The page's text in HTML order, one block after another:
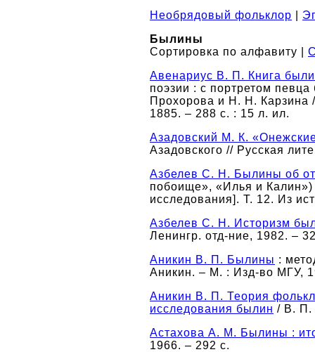
Необрядовый фольклор
Былины
Сортировка по алфавиту |
Авенариус В. П. Книга
поэзии : с портретом
Прохорова и Н. Н.
1885. – 288 с. : 15 л. ил.
Азадовский М. К.
Азадовского // Русская
Азбелев С. Н. Былины об
побоище», «Илья и
исследования]. Т. 12. Из
Азбелев С. Н. Историзм
Ленингр. отд-ние, 1982. –
Аникин В. П. Былины :
Аникин. – М. : Изд-во МГУ,
Аникин В. П. Теория
исследования былин / В. П.
Астахова А. М. Былины :
1966. – 292 с.